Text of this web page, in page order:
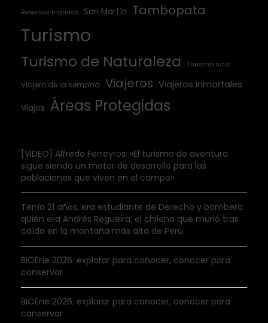
Reservas marinas San Martín Tambopata
Turismo
Turismo de Naturaleza Turismo rural
Viajero de la semana Viajeros Viajeros inmortales
Viajes Áreas Protegidas
[VIDEO] Alfredo Ferreyros: «El turismo de aventura
sigue siendo un motor de desarrollo para las
poblaciones que viven en el campo»
Tenía 21 años, era estudiante de Derecho y bombero:
quién era Andrés Regueira, el chileno que murió tras
caída en la montaña más alta de Perú
BIOEne 2026: explorar para conocer, conocer para
conservar
BIOEne 2026: explorar para conocer, conocer para
conservar